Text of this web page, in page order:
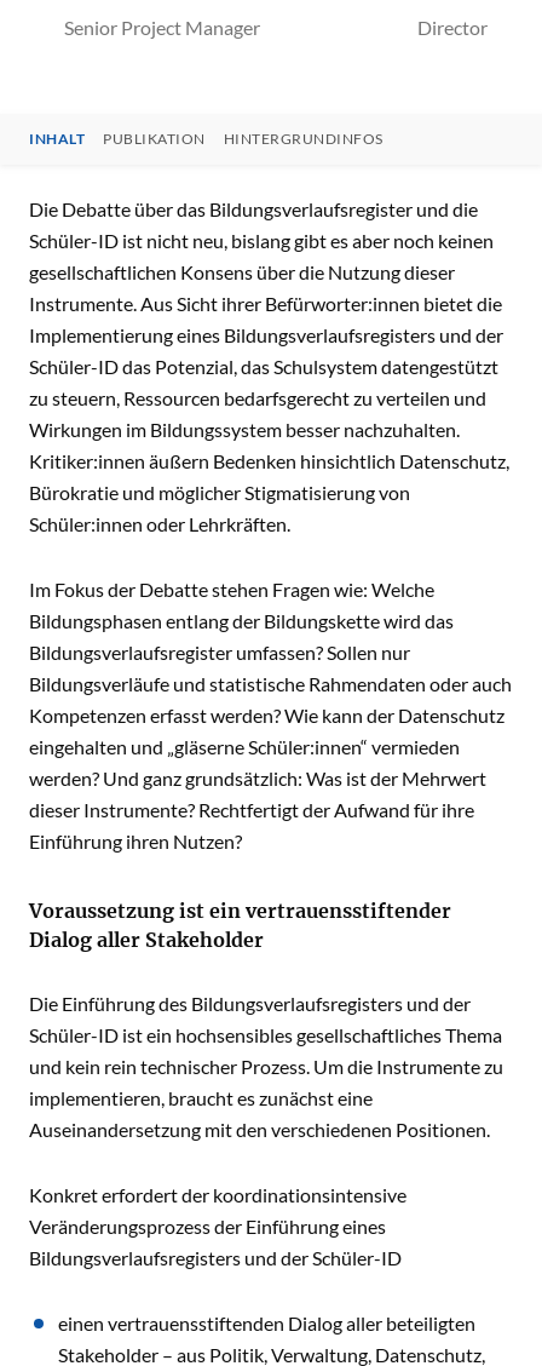
Senior Project Manager
Director
INHALT PUBLIKATION HINTERGRUNDINFOS
INHALT
Die Debatte über das Bildungsverlaufsregister und die
Schüler-ID ist nicht neu, bislang gibt es aber noch keinen
gesellschaftlichen Konsens über die Nutzung dieser
Instrumente. Aus Sicht ihrer Befürworter:innen bietet die
Implementierung eines Bildungsverlaufsregisters und der
Schüler-ID das Potenzial, das Schulsystem datengestützt
zu steuern, Ressourcen bedarfsgerecht zu verteilen und
Wirkungen im Bildungssystem besser nachzuhalten.
Kritiker:innen äußern Bedenken hinsichtlich Datenschutz,
Bürokratie und möglicher Stigmatisierung von
Schüler:innen oder Lehrkräften.
Im Fokus der Debatte stehen Fragen wie: Welche
Bildungsphasen entlang der Bildungskette wird das
Bildungsverlaufsregister umfassen? Sollen nur
Bildungsverläufe und statistische Rahmendaten oder auch
Kompetenzen erfasst werden? Wie kann der Datenschutz
eingehalten und „gläserne Schüler:innen“ vermieden
werden? Und ganz grundsätzlich: Was ist der Mehrwert
dieser Instrumente? Rechtfertigt der Aufwand für ihre
Einführung ihren Nutzen?
Voraussetzung ist ein vertrauensstiftender
Dialog aller Stakeholder
Die Einführung des Bildungsverlaufsregisters und der
Schüler-ID ist ein hochsensibles gesellschaftliches Thema
und kein rein technischer Prozess. Um die Instrumente zu
implementieren, braucht es zunächst eine
Auseinandersetzung mit den verschiedenen Positionen.
Konkret erfordert der koordinationsintensive
Veränderungsprozess der Einführung eines
Bildungsverlaufsregisters und der Schüler-ID
einen vertrauensstiftenden Dialog aller beteiligten
Stakeholder – aus Politik, Verwaltung, Datenschutz,